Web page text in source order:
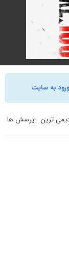
ورود به سایت
ترین پرسش ها